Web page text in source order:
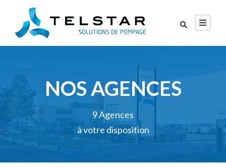
NOS AGENCES
9 Agences
à votre disposition